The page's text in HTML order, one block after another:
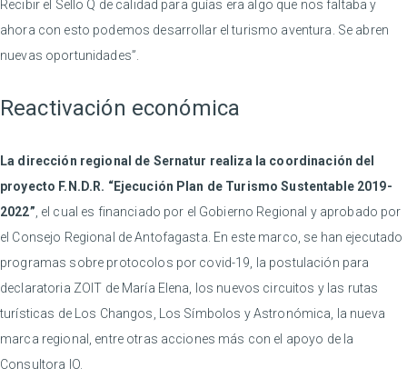
Recibir el Sello Q de calidad para guías era algo que nos faltaba y
ahora con esto podemos desarrollar el turismo aventura. Se abren
nuevas oportunidades”.
Reactivación económica
La dirección regional de Sernatur realiza la coordinación del
proyecto F.N.D.R. “Ejecución Plan de Turismo Sustentable 2019-
2022” , el cual es financiado por el Gobierno Regional y aprobado por
el Consejo Regional de Antofagasta. En este marco, se han ejecutado
programas sobre protocolos por covid-19, la postulación para
declaratoria ZOIT de María Elena, los nuevos circuitos y las rutas
turísticas de Los Changos, Los Símbolos y Astronómica, la nueva
marca regional, entre otras acciones más con el apoyo de la
Consultora IO.